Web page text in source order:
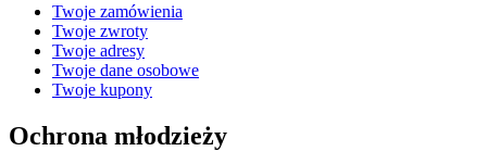
Twoje zamówienia
Twoje zwroty
Twoje adresy
Twoje dane osobowe
Twoje kupony
Ochrona młodzieży